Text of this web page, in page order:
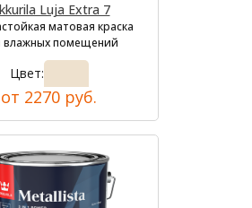
Luja Extra 7
матовая краска
влажных помещений
Цвет:
от 2270 руб.